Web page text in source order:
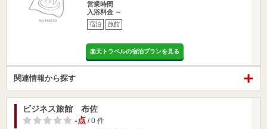
営業時間
入浴料金 ～
宿泊 旅館
楽天トラベルの宿泊プランを見る
関連情報から探す
ビジネス旅館 布佐
-点 / 0 件